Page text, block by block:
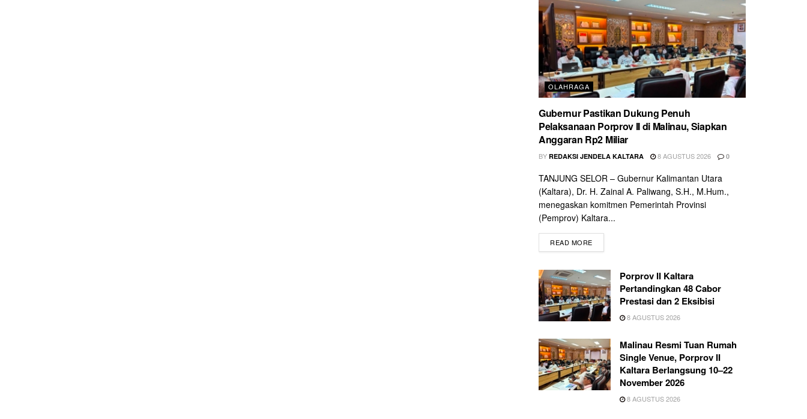
OLAHRAGA
Gubernur Pastikan Dukung Penuh
Pelaksanaan Porprov II di Malinau, Siapkan
Anggaran Rp2 Miliar
BY REDAKSI JENDELA KALTARA 8 AGUSTUS 2026 0
TANJUNG SELOR – Gubernur Kalimantan Utara
(Kaltara), Dr. H. Zainal A. Paliwang, S.H., M.Hum.,
menegaskan komitmen Pemerintah Provinsi
(Pemprov) Kaltara...
READ MORE
Porprov II Kaltara
Pertandingkan 48 Cabor
Prestasi dan 2 Eksibisi
8 AGUSTUS 2026
Malinau Resmi Tuan Rumah
Single Venue, Porprov II
Kaltara Berlangsung 10–22
November 2026
8 AGUSTUS 2026